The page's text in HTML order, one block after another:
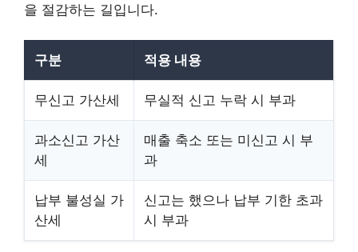
을 절감하는 길입니다.
구분 적용 내용
무신고 가산세 무실적 신고 누락 시 부과
과소신고 가산
세
매출 축소 또는 미신고 시 부
과
납부 불성실 가
산세
신고는 했으나 납부 기한 초과
시 부과